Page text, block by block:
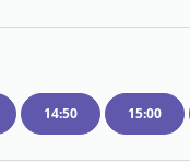
14:50 15:00